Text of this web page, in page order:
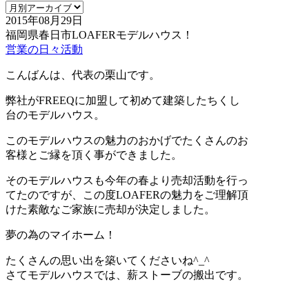
2015年08月29日
福岡県春日市LOAFERモデルハウス！
営業の日々活動
こんばんは、代表の栗山です。
弊社がFREEQに加盟して初めて建築したちくし
台のモデルハウス。
このモデルハウスの魅力のおかげでたくさんのお
客様とご縁を頂く事ができました。
そのモデルハウスも今年の春より売却活動を行っ
てたのですが、この度LOAFERの魅力をご理解頂
けた素敵なご家族に売却が決定しました。
夢の為のマイホーム！
たくさんの思い出を築いてくださいね^_^
さてモデルハウスでは、薪ストーブの搬出です。